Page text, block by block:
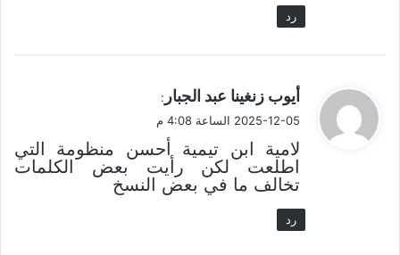
رد
ي
ل
أيوب زنغينا عبد الجبار :
2025-12-05 الساعة 4:08 م
لامية ابن تيمية أحسن منظومة التي
اطلعت لكن رأيت بعض الكلمات
تخالف ما في بعض النسخ
رد